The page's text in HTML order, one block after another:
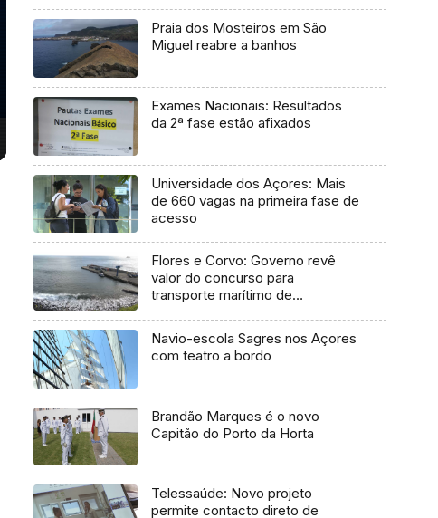
Praia dos Mosteiros em São
Miguel reabre a banhos
Exames Nacionais: Resultados
da 2ª fase estão afixados
Universidade dos Açores: Mais
de 660 vagas na primeira fase de
acesso
Flores e Corvo: Governo revê
valor do concurso para
transporte marítimo de
Navio-escola Sagres nos Açores
com teatro a bordo
Brandão Marques é o novo
Capitão do Porto da Horta
Telessaúde: Novo projeto
permite contacto direto de